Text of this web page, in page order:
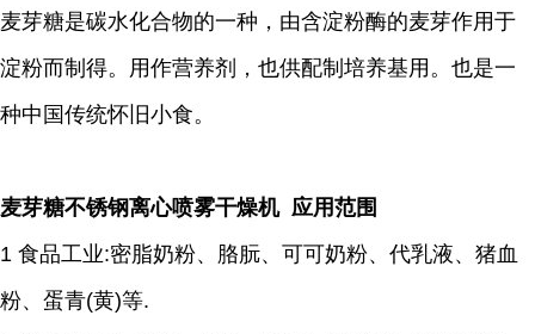
麦芽糖是碳水化合物的一种，由含淀粉酶的麦芽作用于
淀粉而制得。用作营养剂，也供配制培养基用。也是一
种中国传统怀旧小食。
麦芽糖不锈钢离心喷雾干燥机 应用范围
1 食品工业:密脂奶粉、胳朊、可可奶粉、代乳液、猪血
粉、蛋青(黄)等.